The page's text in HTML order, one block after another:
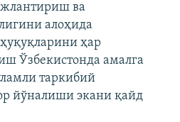
ва
алоҳида
ҳар
Ўзбекистонда амалга
таркибий
йўналиши экани қайд